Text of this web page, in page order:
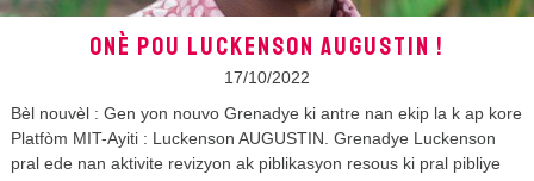
ONÈ POU LUCKENSON AUGUSTIN !
17/10/2022
Bèl nouvèl : Gen yon nouvo Grenadye ki antre nan ekip la k ap kore
Platfòm MIT-Ayiti : Luckenson AUGUSTIN. Grenadye Luckenson
pral ede nan aktivite revizyon ak piblikasyon resous ki pral pibliye